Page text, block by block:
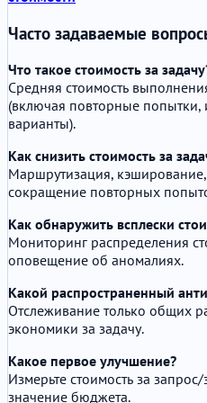
Часто задаваемые
Что такое стоимость за
Средняя стоимость
(включая повторные попытки,
варианты).
Как снизить стоимость за
Маршрутизация,
сокращение повторных
Как обнаружить всплески
Мониторинг распределения
оповещение об аномалиях.
Какой распространенный
Отслеживание только общих
экономики за задачу.
Какое первое улучшение?
Измерьте стоимость за
значение бюджета.